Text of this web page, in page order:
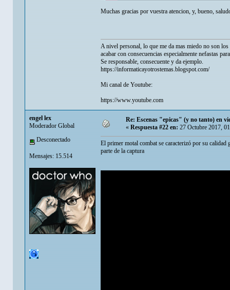
Muchas gracias por vuestra atencion, y, bueno,
A nivel personal, lo que me da mas miedo no son
acabar con consecuencias especialmente nefastas
Se responsable, consecuente y da ejemplo.
https://informaticayotrostemas.blogspot.com/
Mi canal de Youtube:
https://www.youtube.com
engel lex
Moderador Global
Desconectado
Mensajes: 15.514
Re: Escenas "epicas" (y no tanto) en
«Respuesta #22 en:27 Octubre 2017,
El primer motal combat se caracterizó por su calidad
parte de la captura